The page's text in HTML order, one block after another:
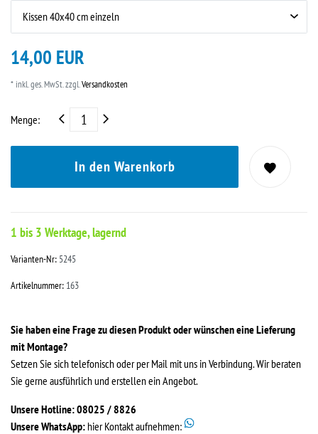
14,00 EUR
* inkl. ges. MwSt. zzgl.Versandkosten
Menge:
In den Warenkorb
1 bis 3 Werktage, lagernd
Varianten-Nr: 5245
Artikelnummer: 163
Sie haben eine Frage zu diesen Produkt oder wünschen eine Lieferung
mit Montage?
Setzen Sie sich telefonisch oder per Mail mit uns in Verbindung. Wir beraten
Sie gerne ausführlich und erstellen ein Angebot.
Unsere Hotline: 08025 / 8826
Unsere WhatsApp: hier Kontakt aufnehmen: